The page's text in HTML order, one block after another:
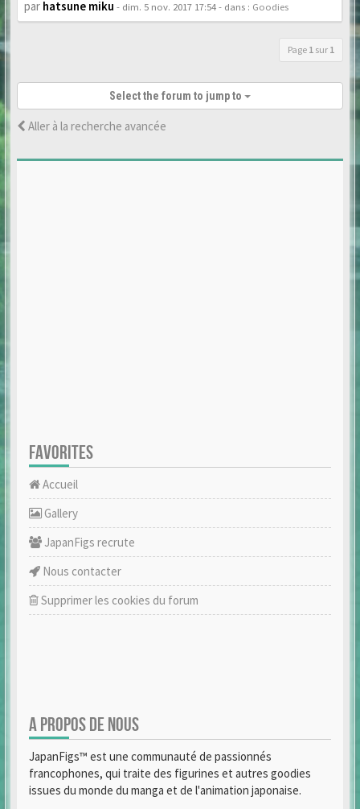
par hatsune miku - dim. 5 nov. 2017 17:54- dans : Goodies
Page 1 sur 1
Select the forum to jump to
Aller à la recherche avancée
FAVORITES
Accueil
Gallery
JapanFigs recrute
Nous contacter
Supprimer les cookies du forum
A PROPOS DE NOUS
JapanFigs™ est une communauté de passionnés
francophones, qui traite des figurines et autres goodies
issues du monde du manga et de l'animation japonaise.